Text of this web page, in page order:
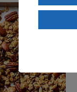
Wenn du
ein, dass
einem nach
Risiko eines